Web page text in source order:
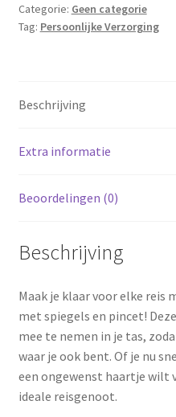
aantal
Categorie: Geen categorie
Tag: Persoonlijke Verzorging
Beschrijving
Extra informatie
Beoordelingen (0)
Beschrijving
Maak je klaar voor elke reis
met spiegels en pincet!
mee te nemen in je tas,
waar je ook bent. Of je nu
een ongewenst haartje wilt
ideale reisgenoot.